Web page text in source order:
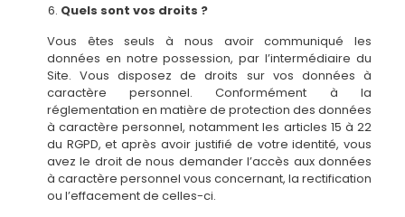
Quels sont vos droits ?
Vous êtes seuls à nous avoir communiqué les
données en notre possession, par l’intermédiaire du
Site. Vous disposez de droits sur vos données à
caractère personnel. Conformément à la
réglementation en matière de protection des données
à caractère personnel, notamment les articles 15 à 22
du RGPD, et après avoir justifié de votre identité, vous
avez le droit de nous demander l’accès aux données
à caractère personnel vous concernant, la rectification
ou l’effacement de celles-ci.